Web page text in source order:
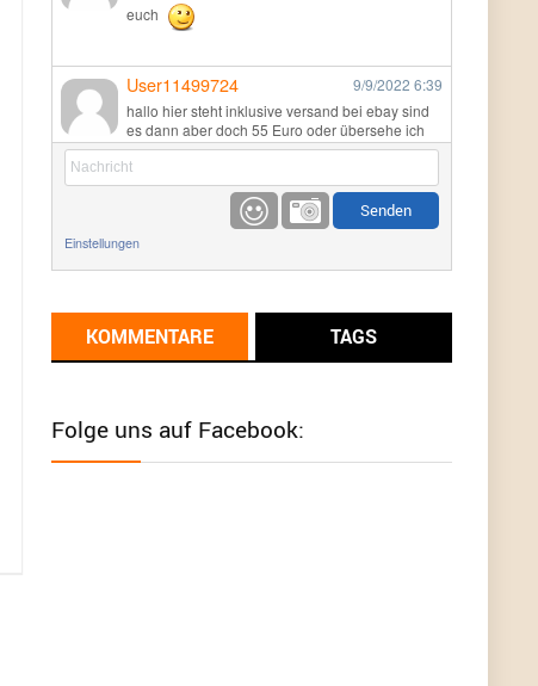
euch
User11499724 9/9/2022 6:39
hallo hier steht inklusive versand bei ebay sind
es dann aber doch 55 Euro oder übersehe ich
etwas
9/1/20226:17
Ich glaube du hast den Sinn eines
Schnäppchenblogs noch immer nicht
Günni 9/1/2022
meisten Deals sind Tagespreise!
Einstellungen
KOMMENTARE TAGS
Folge uns auf Facebook: